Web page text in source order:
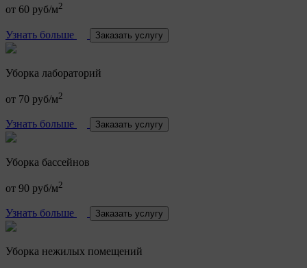
от 60 руб/м2
Узнать больше Заказать услугу
Уборка лабораторий
от 70 руб/м2
Узнать больше Заказать услугу
Уборка бассейнов
от 90 руб/м2
Узнать больше Заказать услугу
Уборка нежилых помещений